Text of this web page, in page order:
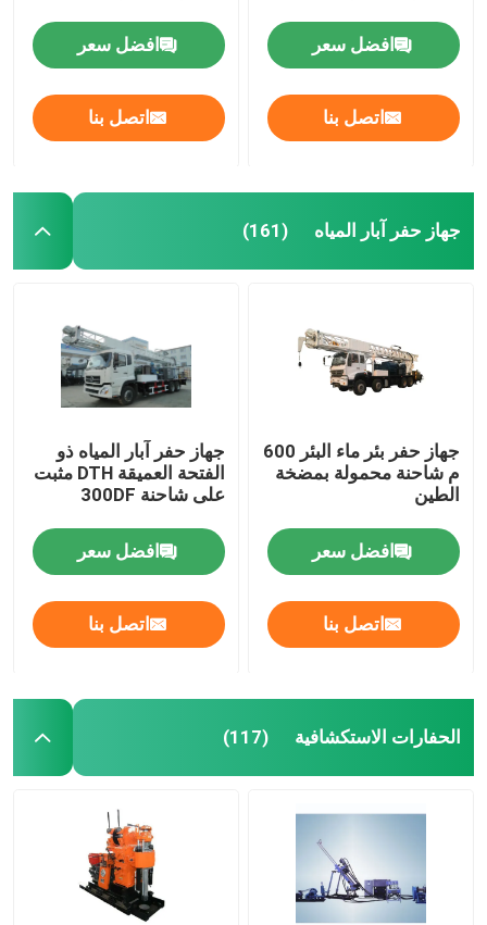
HDD موسع الثقوب
افضل سعر
اتصل بنا
افضل سعر
اتصل بنا
جهاز حفر آبار المياه (161)
جهاز حفر بئر ماء البئر 600
م شاحنة محمولة بمضخة
الطين
افضل سعر
اتصل بنا
جهاز حفر آبار المياه ذو
الفتحة العميقة DTH مثبت
على شاحنة 300DF
افضل سعر
اتصل بنا
الحفارات الاستكشافية (117)